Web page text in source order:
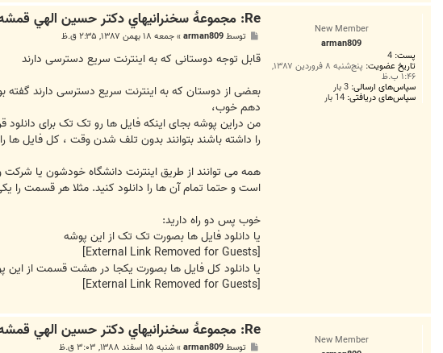
New Member
arman809
پست: 4
تاریخ عضویت: پنج‌شنبه ۸ فروردین ۱۳۸۷,
۱:۴۶ ب.ظ
سپاس‌های ارسالی: 3 بار
سپاس‌های دریافتی: 14 بار
Re: مجموعۀ سخنرانيهاي دكتر حسين الهي قمشه اي
ت
توسطarman809
»جمعه ۱۸ بهمن ۱۳۸۷, ۲:۳۵ ق.ظ
قابل توجه دوستانی که به اینترنت سریع دسترسی دارند
بعضی از دوستان که به اینترنت سریع دسترسی دارند گفته
دهم خوب،
را داشته باشند بتوانند بدون تلف شدن وقت ، کل فایل ها را در 9 قسمت یکباره دانلود کنند. چون دانلود تک تک این فایل ها برای دوستانی که از نظر سرعت اینترنت مشکلی ندارند
همه می توانند از طریق اینترنت دانشگاه خودشون یا
است و حتما تمام آن ها را دانلود کنید. مثلا هر قسمت را
خوب پس دو راه دارید:
یا دانلود فایل ها بصورت تک تک از این پوشه
[External Link Removed for Guests]
یا دانلود کل فایل ها بصورت یکجا در هشت قسمت از این
[External Link Removed for Guests]
New Member
Re: مجموعۀ سخنرانيهاي دكتر حسين الهي قمشه اي
توسطarman809
»شنبه ۱۵ اسفند ۱۳۸۸, ۳:۰۳ ق.ظ